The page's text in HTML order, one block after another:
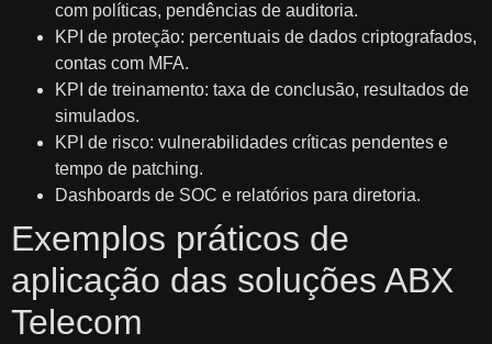
com políticas, pendências de auditoria.
KPI de proteção: percentuais de dados criptografados,
contas com MFA.
KPI de treinamento: taxa de conclusão, resultados de
simulados.
KPI de risco: vulnerabilidades críticas pendentes e
tempo de patching.
Dashboards de SOC e relatórios para diretoria.
Exemplos práticos de
aplicação das soluções ABX
Telecom